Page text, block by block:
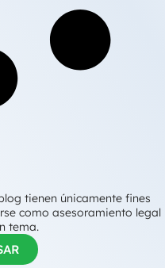
tienen únicamente fines
como asesoramiento legal
tema.